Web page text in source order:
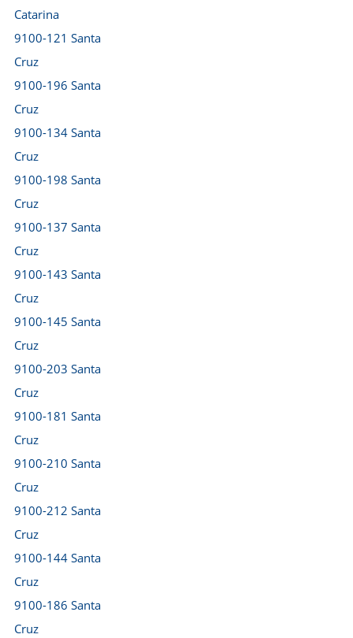
Catarina
9100-121 Santa
Cruz
9100-196 Santa
Cruz
9100-134 Santa
Cruz
9100-198 Santa
Cruz
9100-137 Santa
Cruz
9100-143 Santa
Cruz
9100-145 Santa
Cruz
9100-203 Santa
Cruz
9100-181 Santa
Cruz
9100-210 Santa
Cruz
9100-212 Santa
Cruz
9100-144 Santa
Cruz
9100-186 Santa
Cruz